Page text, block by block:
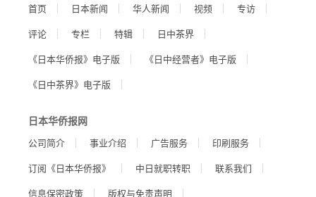
首页 日本新闻 华人新闻 视频
专访
评论
专栏 特辑
日中茶界
《日本华侨报》电子版
《日中经营者》电子版
《日中茶界》电子版
日本华侨报网
公司简介 事业介绍 广告服务
印刷服务
订阅《日本华侨报》
中日就职转职
联系我们
信息保密政策
版权与免责声明